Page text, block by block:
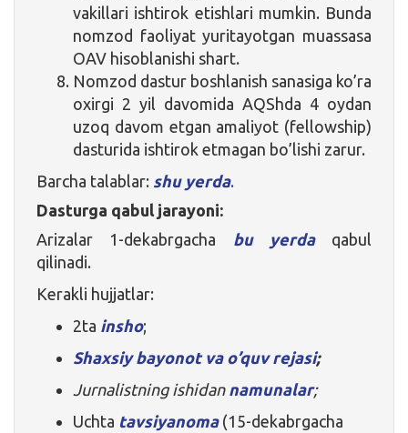
vakillari ishtirok etishlari mumkin. Bunda
nomzod faoliyat yuritayotgan muassasa
OAV hisoblanishi shart.
Nomzod dastur boshlanish sanasiga ko’ra
oxirgi 2 yil davomida AQShda 4 oydan
uzoq davom etgan amaliyot (fellowship)
dasturida ishtirok etmagan bo’lishi zarur.
Barcha talablar: shu yerda.
Dasturga qabul jarayoni:
Arizalar 1-dekabrgacha
bu yerdaqabul
qilinadi.
Kerakli hujjatlar:
2ta insho;
Shaxsiy bayonot va o’quv rejasi;
Jurnalistning ishidan namunalar;
Uchta tavsiyanoma(15-dekabrgacha